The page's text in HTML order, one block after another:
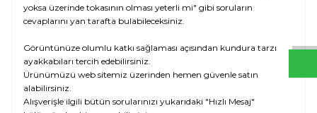
yoksa üzerinde tokasının olması yeterli mi" gibi soruların
cevaplarını yan tarafta bulabileceksiniz.
Görüntünüze olumlu katkı sağlaması açısından kundura tarzı
ayakkabıları tercih edebilirsiniz.
Ürünümüzü web sitemiz üzerinden hemen güvenle satın
alabilirsiniz.
Alışverişle ilgili bütün sorularınızı yukarıdaki "Hızlı Mesaj"